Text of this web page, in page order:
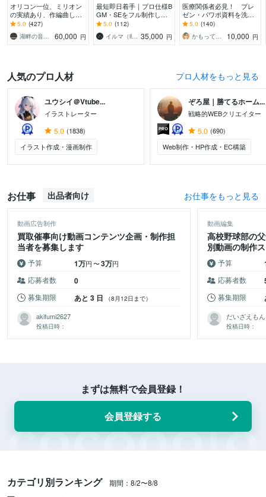
オリコン一位、ミリオン
の実績あり、作編曲しま
す ピアノが特に得意で
す。ピアノアレンジはお
任せください。
5.0 (427)
60,000 円
最短即日着手｜プロ仕様B
GM・SEをフル制作しま
す ゲーム会社11年の実
績。高評価の丁寧な対応
で理想を形に。
5.0 (112)
35,000 円
医療関係者必見！ プレ
ゼン・パワポ資料を洗練
します 伝わるスライド
で、みんなの心を鷲掴
み！
5.0 (140)
10,000 円
人気のプロ人材 プロ人材をもっと見る
ユウシイ＠Vtube...
イラストレーター
5.0 (1838)
イラスト作成・漫画制作
ぞろ屋｜勝てるホーム...
戦略的WEBクリエイター
5.0 (690)
Web制作・HP作成・EC構築
お仕事 出品者向け お仕事をもっと見る
動画広告制作
買取催事向け動画コンテンツ企画・制作担
当者を募集します
予算 1万円〜3万円
応募者数 0
募集期限 あと 3 日 （8月12日まで）
akifumi2627
投稿日時：
動画編集
高校野球部の
別動画の制作
予算
応募者数
募集期限
だいざえもん
投稿日時：
まずは無料で会員登録！
会員登録する
カテゴリ別ランキング 期間：8/2〜8/8